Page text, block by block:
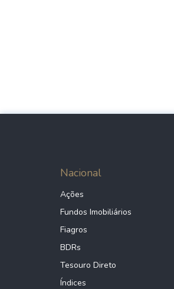
Nacional
Ações
Fundos Imobiliários
Fiagros
BDRs
Tesouro Direto
Índices